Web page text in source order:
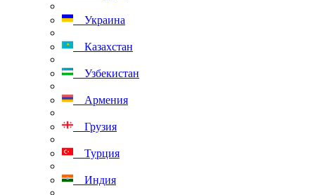
Украина
Казахстан
Узбекистан
Армения
Грузия
Турция
Индия